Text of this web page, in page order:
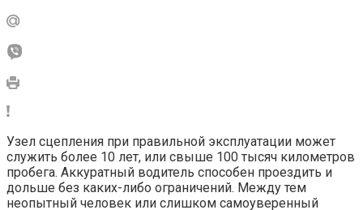
Узел сцепления при правильной эксплуатации может
служить более 10 лет, или свыше 100 тысяч километров
пробега. Аккуратный водитель способен проездить и
дольше без каких-либо ограничений. Между тем
неопытный человек или слишком самоуверенный